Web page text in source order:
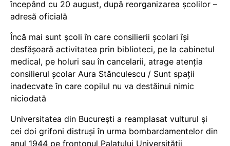
începând cu 20 august, după reorganizarea școlilor –
adresă oficială
Încă mai sunt școli în care consilierii școlari își
desfășoară activitatea prin biblioteci, pe la cabinetul
medical, pe holuri sau în cancelarii, atrage atenția
consilierul școlar Aura Stănculescu / Sunt spații
inadecvate în care copilul nu va destăinui nimic
niciodată
Universitatea din București a reamplasat vulturul și
cei doi grifoni distruși în urma bombardamentelor din
anul 1944 pe frontonul Palatului Universității